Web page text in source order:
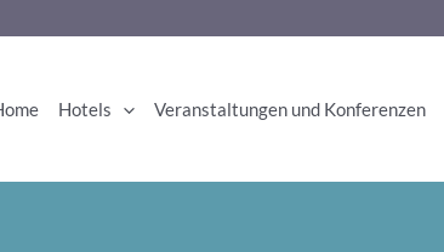
Hotels Veranstaltungen und Konferenzen